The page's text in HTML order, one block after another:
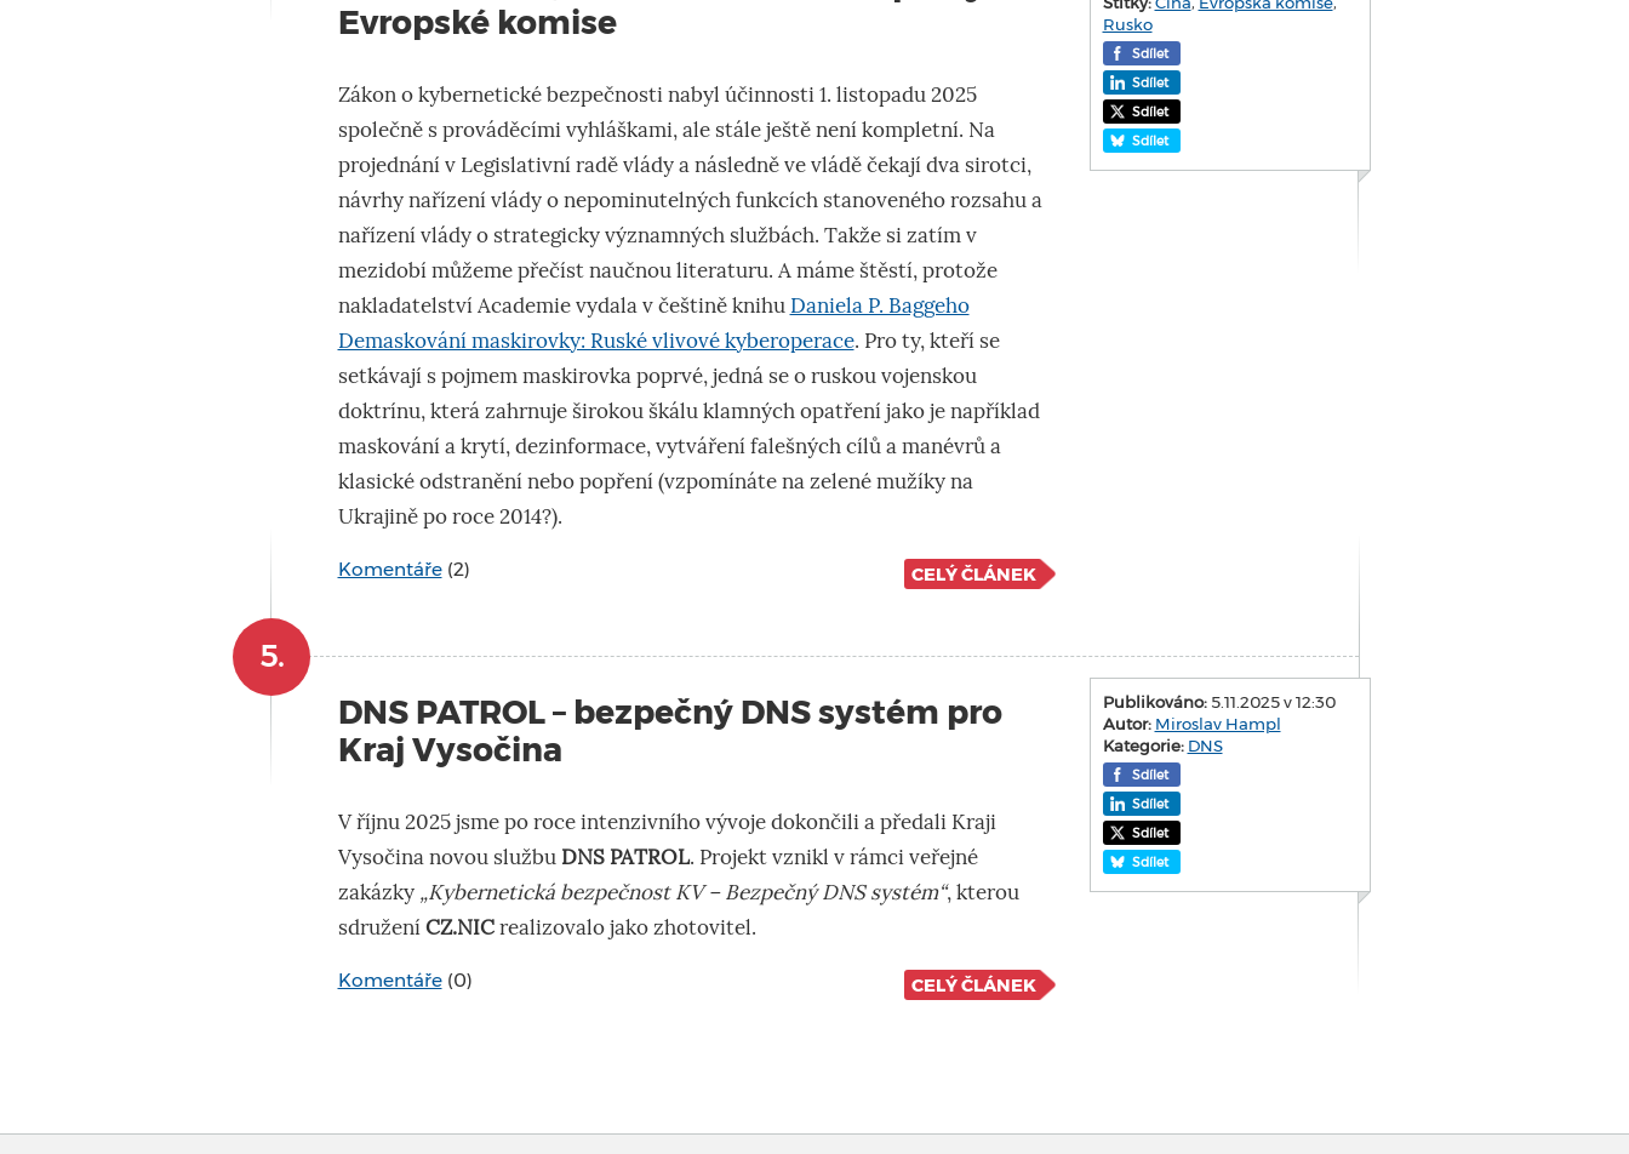
Evropské komise
Zákon o kybernetické bezpečnosti nabyl účinnosti 1. listopadu 2025
společně s prováděcími vyhláškami, ale stále ještě není kompletní. Na
projednání v Legislativní radě vlády a následně ve vládě čekají dva sirotci,
návrhy nařízení vlády o nepominutelných funkcích stanoveného rozsahu a
nařízení vlády o strategicky významných službách. Takže si zatím v
mezidobí můžeme přečíst naučnou literaturu. A máme štěstí, protože
nakladatelství Academie vydala v češtině knihu Daniela P. Baggeho
Demaskování maskirovky: Ruské vlivové kyberoperace. Pro ty, kteří se
setkávají s pojmem maskirovka poprvé, jedná se o ruskou vojenskou
doktrínu, která zahrnuje širokou škálu klamných opatření jako je například
maskování a krytí, dezinformace, vytváření falešných cílů a manévrů a
klasické odstranění nebo popření (vzpomínáte na zelené mužíky na
Ukrajině po roce 2014?).
Komentáře (2) CELÝ ČLÁNEK
Rusko
Sdílet
Sdílet
Sdílet
Sdílet
DNS PATROL – bezpečný DNS systém pro
Kraj Vysočina
5.
V říjnu 2025 jsme po roce intenzivního vývoje dokončili a předali Kraji
Vysočina novou službu DNS PATROL. Projekt vznikl v rámci veřejné
zakázky „Kybernetická bezpečnost KV – Bezpečný DNS systém“, kterou
sdruženíCZ.NICrealizovalo jako zhotovitel.
Komentáře (0) CELÝ ČLÁNEK
Publikováno:5.11.2025 v 12:30
Autor: Miroslav Hampl
Kategorie: DNS
Sdílet
Sdílet
Sdílet
Sdílet